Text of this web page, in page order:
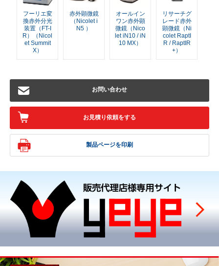
フーリエ変
換赤外分光
装置（FT-I
R）（Nicol
et Summit
X）
赤外顕微鏡
（Nicolet i
N5 ）
オールイン
ワン赤外顕
微鏡（Nico
let iN10 / iN
10 MX）
リサーチグ
レード赤外
顕微鏡（Ni
colet RaptI
R / RaptIR
+）
お問い合わせ
お見積り依頼をする
製品ページを印刷